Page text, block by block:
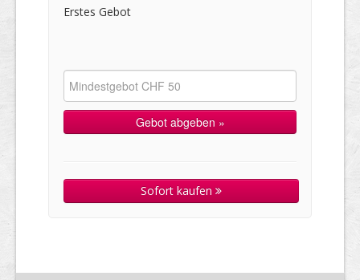
Erstes Gebot
Sofort kaufen